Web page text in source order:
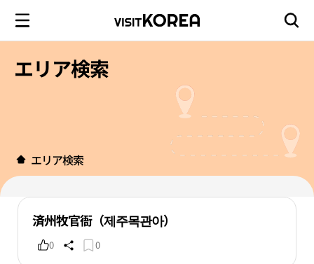
エリア検索
エリア検索
済州牧官衙（제주목관아）
0 0